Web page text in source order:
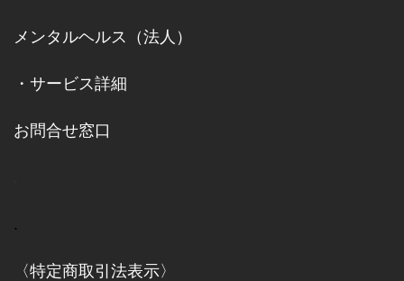
メンタルヘルス（法人）
・ サービス詳細
お問合せ窓口
.
〈特定商取引法表示〉